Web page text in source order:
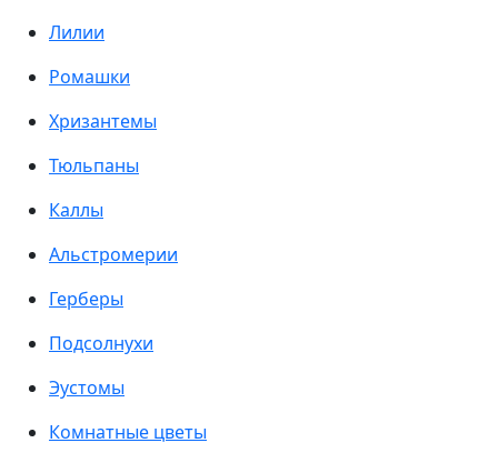
Лилии
Ромашки
Хризантемы
Тюльпаны
Каллы
Альстромерии
Герберы
Подсолнухи
Эустомы
Комнатные цветы